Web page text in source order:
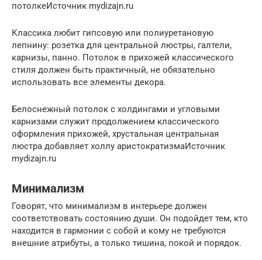
потолкеИсточник mydizajn.ru
Классика любит гипсовую или полиуретановую
лепнину: розетка для центральной люстры, галтели,
карнизы, панно. Потолок в прихожей классического
стиля должен быть практичный, не обязательно
использовать все элементы декора.
Белоснежный потолок с холдингами и угловыми
карнизами служит продолжением классического
оформления прихожей, хрустальная центральная
люстра добавляет холлу аристократизмаИсточник
mydizajn.ru
Минимализм
Говорят, что минимализм в интерьере должен
соответствовать состоянию души. Он подойдет тем, кто
находится в гармонии с собой и кому не требуются
внешние атрибуты, а только тишина, покой и порядок.